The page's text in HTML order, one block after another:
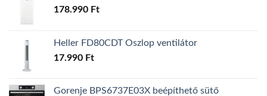
178.990 Ft
Heller FD80CDT Oszlop ventilátor
17.990 Ft
Gorenje BPS6737E03X beépíthető sütő